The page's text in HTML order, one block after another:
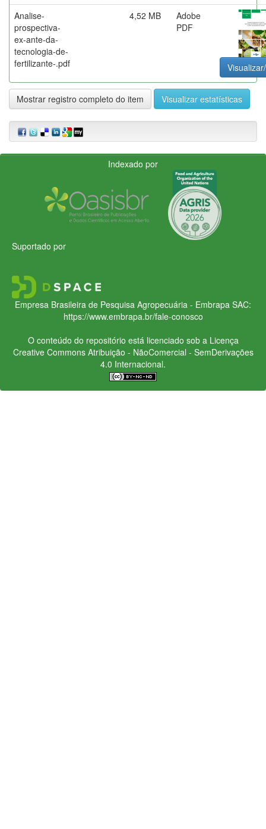
Analise-
prospectiva-
ex-ante-da-
tecnologia-de-
fertilizante-.pdf
4,52 MB
Adobe
PDF
Mostrar registro completo do item Visualizar estatísticas
Indexado por
Suportado por
Empresa Brasileira de Pesquisa Agropecuária - Embrapa SAC:
https://www.embrapa.br/fale-conosco
O conteúdo do repositório está licenciado sob a Licença
Creative CommonsAtribuição - NãoComercial - SemDerivações
4.0 Internacional.